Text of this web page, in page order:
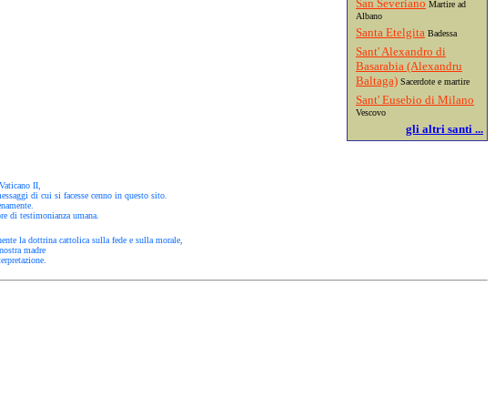
San Severiano Martire ad
Albano
Santa Etelgita Badessa
Sant' Alexandro di
Basarabia (Alexandru
Baltaga) Sacerdote e martire
Sant' Eusebio di Milano
Vescovo
gli altri santi ...
II,
di cui si facesse cenno in questo sito.
di testimonianza umana.
la dottrina cattolica sulla fede e sulla morale,
madre